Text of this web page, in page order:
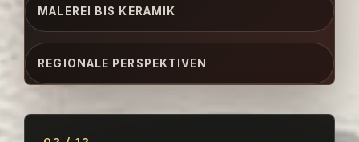
MALEREI BIS KERAMIK
REGIONALE PERSPEKTIVEN